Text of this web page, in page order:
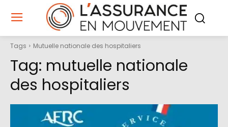
Tags Mutuelle nationale des hospitaliers
Tag: mutuelle nationale
des hospitaliers